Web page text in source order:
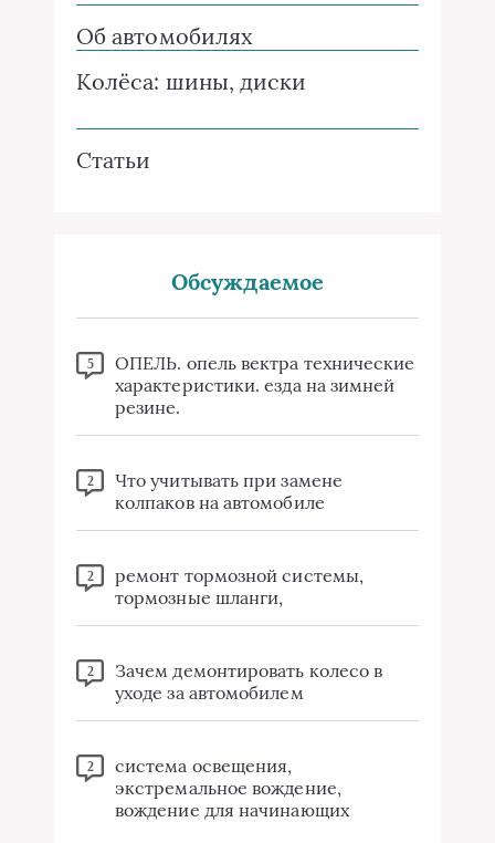
Об автомобилях
Колёса: шины, диски
Статьи
Обсуждаемое
5
ОПЕЛЬ. опель вектра технические
характеристики. езда на зимней
резине.
2
Что учитывать при замене
колпаков на автомобиле
2
ремонт тормозной системы,
тормозные шланги,
2
Зачем демонтировать колесо в
уходе за автомобилем
2
система освещения,
экстремальное вождение,
вождение для начинающих